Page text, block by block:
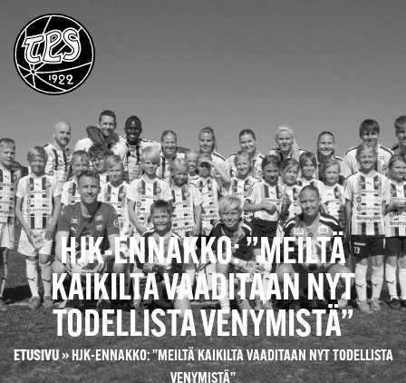
HJK-ENNAKKO: ”MEILTÄ
KAIKILTA VAADITAAN NYT
TODELLISTA VENYMISTÄ”
ETUSIVU»HJK-ENNAKKO: ”MEILTÄ KAIKILTA VAADITAAN NYT TODELLISTA
VENYMISTÄ”